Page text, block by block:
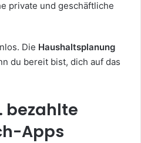
private und geschäftliche
Die Haushaltsplanung
du bereit bist, dich auf das
bezahlte
Apps